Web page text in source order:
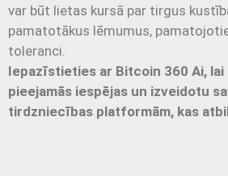
var būt lietas kursā par tirgus
pamatotākus lēmumus,
toleranci.
Iepazīstieties ar Bitcoin 360 Ai,
pieejamās iespējas un izveidotu
tirdzniecības platformām, kas